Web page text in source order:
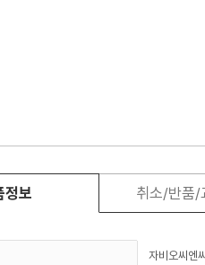
정보 취소/반품/
자비오씨엔